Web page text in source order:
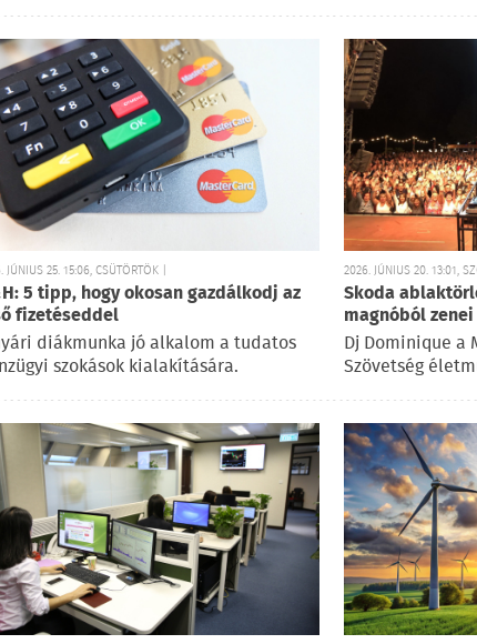
JÚNIUS 25. 15:06, CSÜTÖRTÖK |
5 tipp, hogy okosan gazdálkodj az
fizetéseddel
diákmunka jó alkalom a tudatos
szokások kialakítására.
2026. JÚNIUS 20. 13:01,
Skoda
magnóból
Dj Dominique a
Szövetség